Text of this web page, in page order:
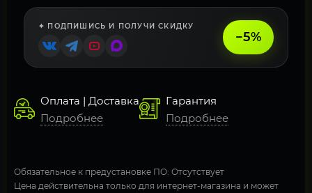
✦ ПОДПИШИСЬ И ПОЛУЧИ СКИДКУ
−5%
Оплата | Доставка
Подробнее
Гарантия
Подробнее
Обязательное к предустановке ПО: Отсутствует
Цена действительна только для интернет-магазина и может